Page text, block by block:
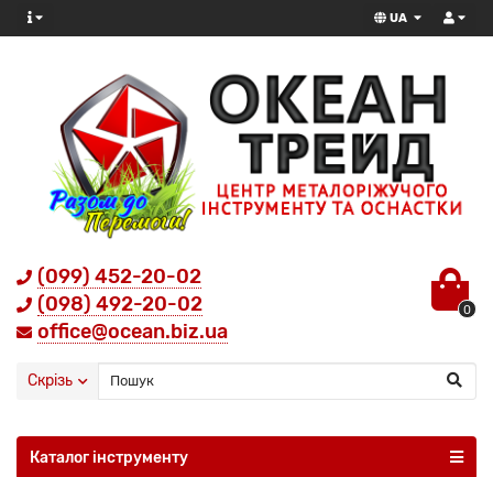
UA
(099) 452-20-02
(098) 492-20-02
office@ocean.biz.ua
0
Скрізь
Каталог інструменту